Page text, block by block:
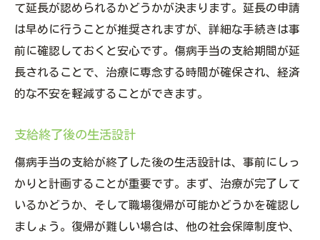
て延長が認められるかどうかが決まります。延長の申請
は早めに行うことが推奨されますが、詳細な手続きは事
前に確認しておくと安心です。傷病手当の支給期間が延
長されることで、治療に専念する時間が確保され、経済
的な不安を軽減することができます。
支給終了後の生活設計
傷病手当の支給が終了した後の生活設計は、事前にしっ
かりと計画することが重要です。まず、治療が完了して
いるかどうか、そして職場復帰が可能かどうかを確認し
ましょう。復帰が難しい場合は、他の社会保障制度や、